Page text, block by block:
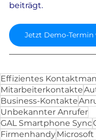
beiträgt.
Jetzt Demo-Termin
Effizientes
Mitarbeiterkontakte
Business-Kontakte
Unbekannter Anrufer
GAL Smartphone Sync
FirmenhandyMicrosoft